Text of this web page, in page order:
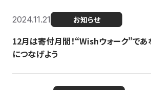
2024.11.21 お知らせ
12月は寄付月間！“Wishウォーク”で
につなげよう